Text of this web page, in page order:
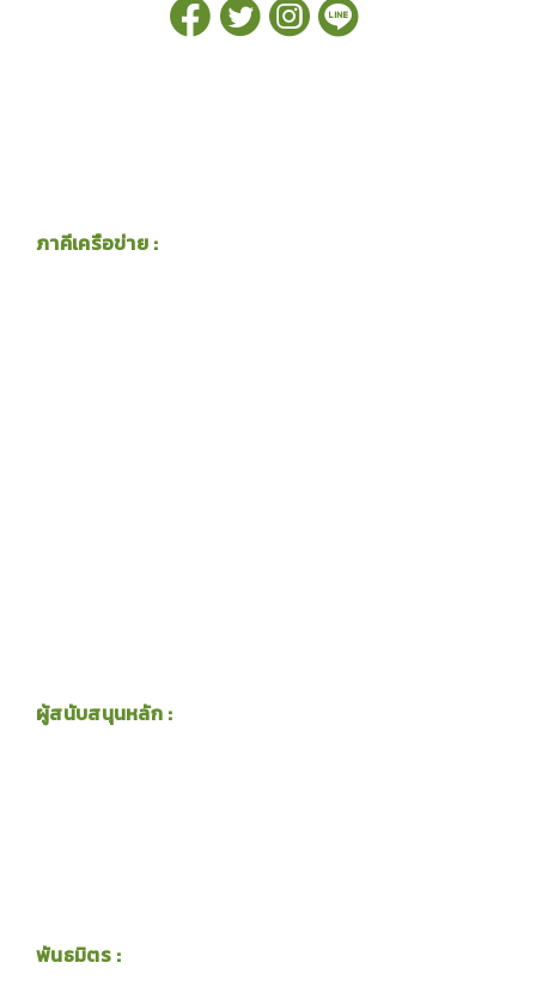
ภาคีเครือข่าย :
ผู้สนับสนุนหลัก :
พันธมิตร :